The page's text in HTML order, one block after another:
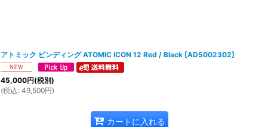
アトミック ビンディング ATOMIC ICON 12 Red / Black [AD5002302]
45,000円(税別)
(税込 : 49,500円)
カートに入れる